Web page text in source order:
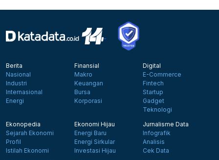
Berita
Nasional
Industri
Internasional
Energi
Finansial
Makro
Keuangan
Bursa
Korporasi
Digital
E-Commerce
Fintech
Startup
Gadget
Teknologi
Ekonopedia
Sejarah Ekonomi
Profil
Istilah Ekonomi
Ekonomi Hijau
Energi Baru
Energi Sirkular
Investasi Hijau
Jurnalisme Data
Infografik
Analisis
Cek Data